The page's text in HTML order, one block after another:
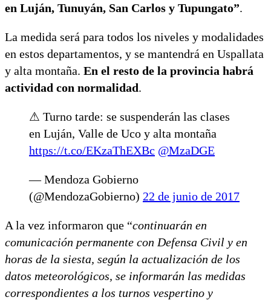
en Luján, Tunuyán, San Carlos y Tupungato”.
La medida será para todos los niveles y modalidades
en estos departamentos, y se mantendrá en Uspallata
y alta montaña. En el resto de la provincia habrá
actividad con normalidad.
⚠ Turno tarde: se suspenderán las clases
en Luján, Valle de Uco y alta montaña
https://t.co/EKzaThEXBc @MzaDGE
— Mendoza Gobierno
(@MendozaGobierno) 22 de junio de 2017
A la vez informaron que “continuarán en
comunicación permanente con Defensa Civil y en
horas de la siesta, según la actualización de los
datos meteorológicos, se informarán las medidas
correspondientes a los turnos vespertino y